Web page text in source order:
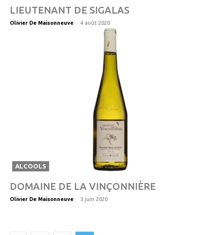
LIEUTENANT DE SIGALAS
Olivier De Maisonneuve - 4 août 2020
ALCOOLS
DOMAINE DE LA VINÇONNIÈRE
Olivier De Maisonneuve - 3 juin 2020